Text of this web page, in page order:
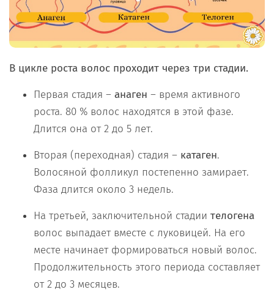
В цикле роста волос проходит через три стадии.
Первая стадия – анаген – время активного
роста. 80 % волос находятся в этой фазе.
Длится она от 2 до 5 лет.
Вторая (переходная) стадия – катаген.
Волосяной фолликул постепенно замирает.
Фаза длится около 3 недель.
На третьей, заключительной стадии телогена
волос выпадает вместе с луковицей. На его
месте начинает формироваться новый волос.
Продолжительность этого периода составляет
от 2 до 3 месяцев.